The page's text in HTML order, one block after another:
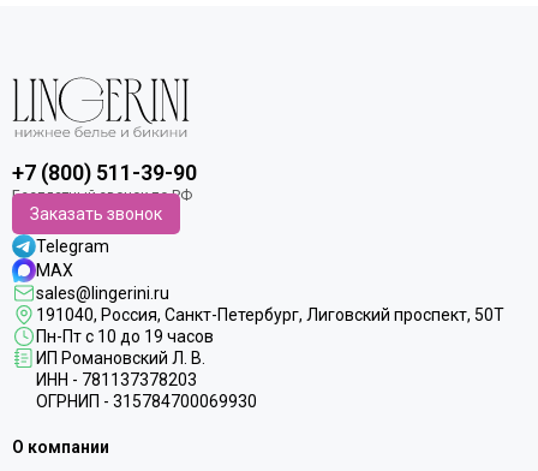
+7 (800) 511-39-90
Заказать звонок
Telegram
MAX
sales@lingerini.ru
191040, Россия, Санкт-Петербург, Лиговский проспект, 50Т
Пн-Пт с 10 до 19 часов
ИП Романовский Л. В.
ИНН - 781137378203
ОГРНИП - 315784700069930
О компании